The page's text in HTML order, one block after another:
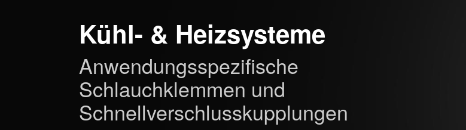
Kühl- & Heizsysteme
Anwendungsspezifische
Schlauchklemmen und
Schnellverschlusskupplungen